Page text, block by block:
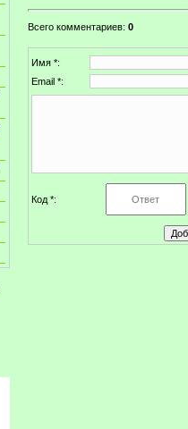
Всего комментариев: 0
Имя *:
Email *:
Код *: